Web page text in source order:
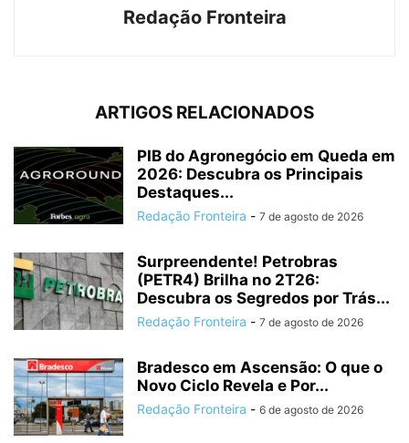
Redação Fronteira
ARTIGOS RELACIONADOS
PIB do Agronegócio em Queda em
2026: Descubra os Principais
Destaques...
Redação Fronteira - 7 de agosto de 2026
Surpreendente! Petrobras
(PETR4) Brilha no 2T26:
Descubra os Segredos por Trás...
Redação Fronteira - 7 de agosto de 2026
Bradesco em Ascensão: O que o
Novo Ciclo Revela e Por...
Redação Fronteira - 6 de agosto de 2026